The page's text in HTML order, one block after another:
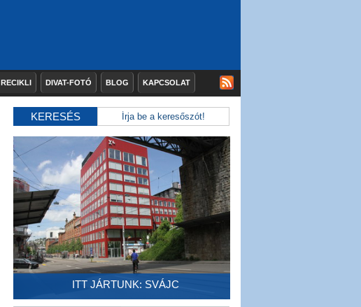
RECIKLI DIVAT-FOTÓ BLOG KAPCSOLAT
KERESÉS
ITT JÁRTUNK: SVÁJC